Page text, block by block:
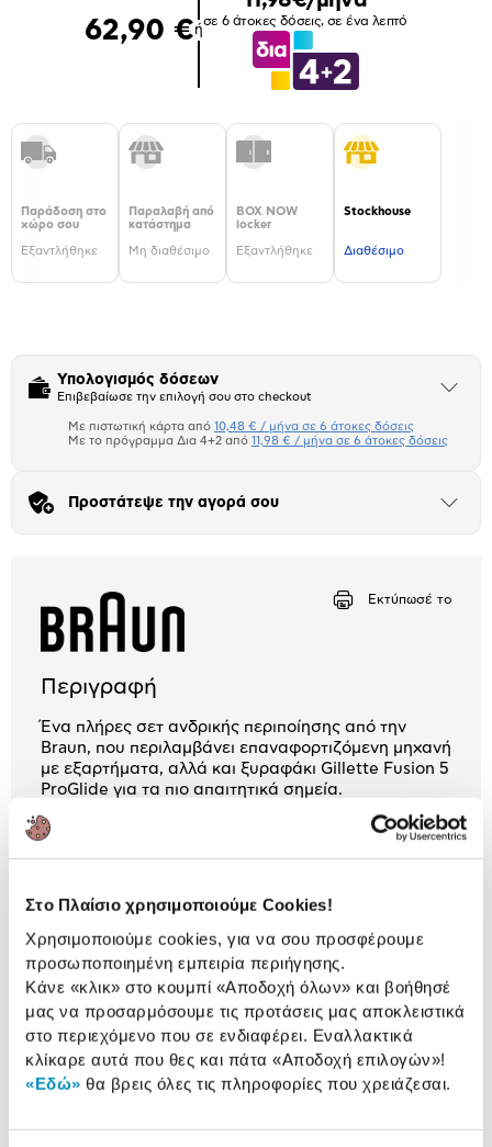
Στο Πλαίσιο χρησιμοποιούμε Cookies!
Χρησιμοποιούμε cookies, για να σου προσφέρουμε
προσωποποιημένη εμπειρία περιήγησης.
Κάνε «κλικ» στο κουμπί «Αποδοχή όλων» και βοήθησέ
μας να προσαρμόσουμε τις προτάσεις μας αποκλειστικά
στο περιεχόμενο που σε ενδιαφέρει. Εναλλακτικά
κλίκαρε αυτά που θες και πάτα «Αποδοχή επιλογών»!
«Εδώ» θα βρεις όλες τις πληροφορίες που χρειάζεσαι.
62,90 €ή
σε 6 άτοκες δόσεις, σε ένα λεπτό
Παράδοση στο
χώρο σου
Εξαντλήθηκε
Παραλαβή από
κατάστημα
Μη διαθέσιμο
BOX NOW
locker
Εξαντλήθηκε
Stockhouse
Διαθέσιμο
Υπολογισμός δόσεων
Επιβεβαίωσε την επιλογή σου στο checkout
Άνοιξε
Πιστωτική κάρτα
Με πιστωτική κάρτα από 10,48 € / μήνα σε 6 άτοκες δόσεις
Με το πρόγραμμα Δια 4+2 από 11,98 € / μήνα σε 6 άτοκες δόσεις
Προστάτεψε την αγορά σου
Άνοιξε
Εκτύπωσέ το
Περιγραφή
Ένα πλήρες σετ ανδρικής περιποίησης από την
Braun, που περιλαμβάνει επαναφορτιζόμενη μηχανή
με εξαρτήματα, αλλά και ξυραφάκι Gillette Fusion 5
ProGlide για τα πιο απαιτητικά σημεία.
Πληροφορίες
Χαρακτηριστικά
Τύπος: Επαναφ/μενη
Αυτονομία: 100 min
Αδιάβροχη: Πλήρως
Διάρκεια φόρτισης: 1 h